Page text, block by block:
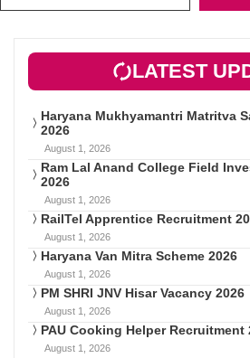
LATEST
Haryana Mukhyamantri Matritva
2026
August 1, 2026
Ram Lal Anand College Field
2026
August 1, 2026
RailTel Apprentice Recruitment
August 1, 2026
Haryana Van Mitra Scheme 2026
August 1, 2026
PM SHRI JNV Hisar Vacancy 2026
August 1, 2026
PAU Cooking Helper Recruitment
August 1, 2026